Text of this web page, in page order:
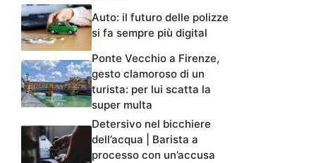
Auto: il futuro delle polizze
si fa sempre più digital
Ponte Vecchio a Firenze,
gesto clamoroso di un
turista: per lui scatta la
super multa
Detersivo nel bicchiere
dell’acqua | Barista a
processo con un’accusa